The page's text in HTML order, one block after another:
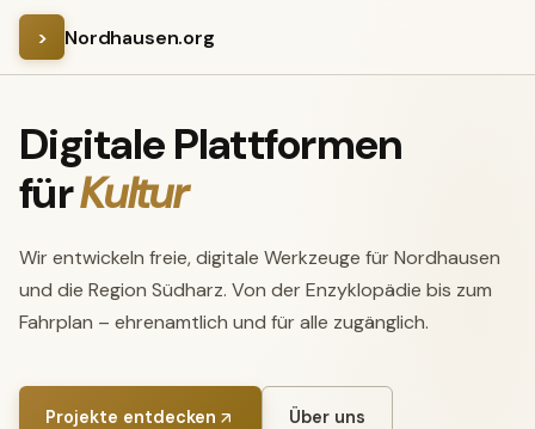
> Nordhausen.org
Digitale Plattformen
fürKultur
Wir entwickeln freie, digitale Werkzeuge für Nordhausen
und die Region Südharz. Von der Enzyklopädie bis zum
Fahrplan – ehrenamtlich und für alle zugänglich.
Projekte entdecken Über uns